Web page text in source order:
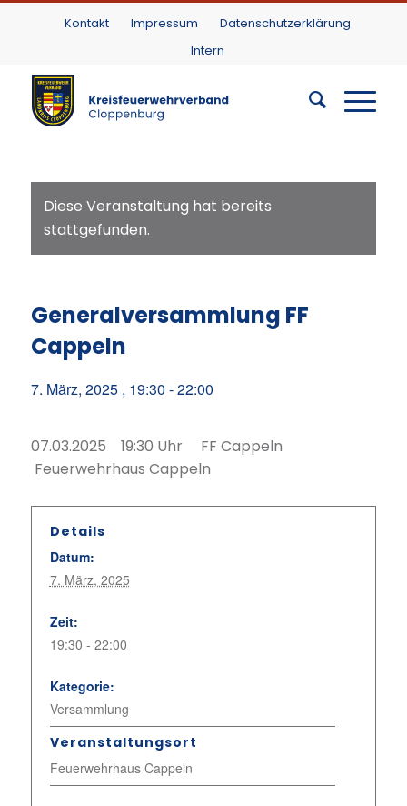
Kontakt Impressum
Datenschutzerklärung
Intern
Diese Veranstaltung hat bereits
stattgefunden.
Generalversammlung FF
Cappeln
7. März, 2025 , 19:30 -22:00
07.03.2025 19:30 Uhr FF Cappeln
Feuerwehrhaus Cappeln
Details
Datum:
7. März, 2025
Zeit:
19:30 - 22:00
Kategorie:
Versammlung
Veranstaltungsort
Feuerwehrhaus Cappeln